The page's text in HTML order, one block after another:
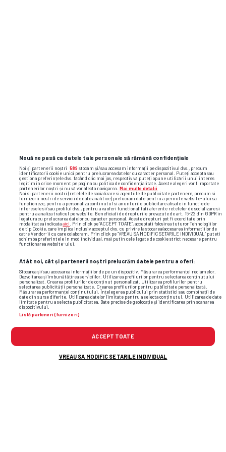
Foto20/31
Nouă ne pasă ca datele tale personale să rămână confidențiale
Noi și partenerii noștri 589 stocăm și/sau accesăm informații pe dispozitivul dvs., precum
identificatorii cookie unici pentru prelucrarea datelor cu caracter personal. Puteți accepta sau
gestiona preferințele dvs. făcând clic mai jos, respectiv vă puteți opune utilizării unui interes
legitim în orice moment pe pagina cu politica de confidențialitate. Aceste alegeri vor fi raportate
partenerilor noștri și nu vă vor afecta navigarea. Mai multe detalii
Noi si partenerii nostri (retelele de socializare si agentiile de publicitate partenere, precum si
furnizorii nostri de servicii de date analitice) prelucram date pentru a permite website-ului sa
functioneze, pentru a personaliza continutul si anunturile publicitare afisate in functie de
interesele si/sau profilul dvs., pentru a va oferi functionalitati aferente retelelor de socializare si
pentru a analiza traficul pe website. Beneficiati de drepturile prevazute de art. 15-22 din GDPR in
legatura cu prelucrarea datelor cu caracter personal. Aceste drepturi pot fi exercitate prin
modalitatea indicataaici
. Prin click pe “ACCEPT TOATE”, acceptati folosirea tuturor Tehnologiilor
de tip Cookie, care implica inclusiv acceptul dvs. cu privire la stocarea/accesarea informatiilor de
catre Vendor-ii cu care colaboram. Prin click pe “VREAU SA MODIFIC SETARILE INDIVIDUAL” puteti
schimba preferintele in mod individual, mai putin cele legate de cookie strict necesare pentru
functionarea website-ului.
Atât noi, cât și partenerii noștri prelucrăm datele pentru a oferi:
Stocarea și/sau accesarea informațiilor de pe un dispozitiv. Măsurarea performanței reclamelor.
Dezvoltarea și îmbunătățirea serviciilor. Utilizarea profilurilor pentru selectarea conținutului
personalizat. Crearea profilurilor de conținut personalizat. Utilizarea profilurilor pentru
selectarea publicității personalizate. Crearea profilurilor pentru publicitate personalizată.
Măsurarea performanței conținutului. Înțelegerea publicului prin statistici sau combinații de
date din surse diferite. Utilizarea datelor limitate pentru a selecta conținutul. Utilizarea de date
limitate pentru a selecta publicitatea. Date precise de geolocație și identificarea prin scanarea
dispozitivului.
Listă parteneri (furnizori)
ACCEPT TOATE
VREAU SA MODIFIC SETARILE INDIVIDUAL